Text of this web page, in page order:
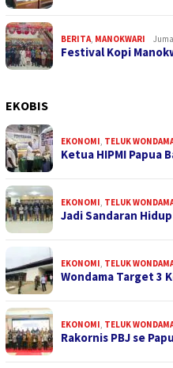
BERITA, MANOKWARI
Festival Kopi
EKOBIS
EKONOMI, TELUK
Ketua HIPMI Papua
EKONOMI, TELUK
Jadi Sandaran
EKONOMI, TELUK
Wondama Target 3
EKONOMI, TELUK
Rakornis PBJ se